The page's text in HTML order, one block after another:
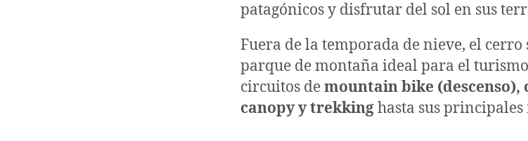
patagónicos y disfrutar del sol en sus
Fuera de la temporada de nieve, el
parque de montaña ideal para el
circuitos demountain bike (descenso),
canopy y trekkinghasta sus